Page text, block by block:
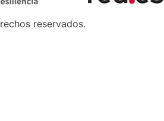
reservados.